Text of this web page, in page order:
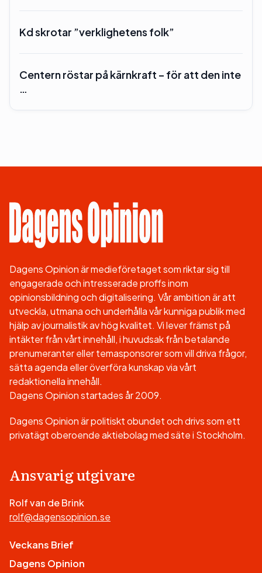
Kd skrotar ”verklighetens folk”
Centern röstar på kärnkraft – för att den inte
…
Dagens Opinion är medieföretaget som riktar sig till
engagerade och intresserade proffs inom
opinionsbildning och digitalisering. Vår ambition är att
utveckla, utmana och underhålla vår kunniga publik med
hjälp av journalistik av hög kvalitet. Vi lever främst på
intäkter från vårt innehåll, i huvudsak från betalande
prenumeranter eller temasponsorer som vill driva frågor,
sätta agenda eller överföra kunskap via vårt
redaktionella innehåll.
Dagens Opinion startades år 2009.
Dagens Opinion är politiskt obundet och drivs som ett
privatägt oberoende aktiebolag med säte i Stockholm.
Ansvarig utgivare
Rolf van de Brink
rolf@dagensopinion.se
Veckans Brief
Dagens Opinion